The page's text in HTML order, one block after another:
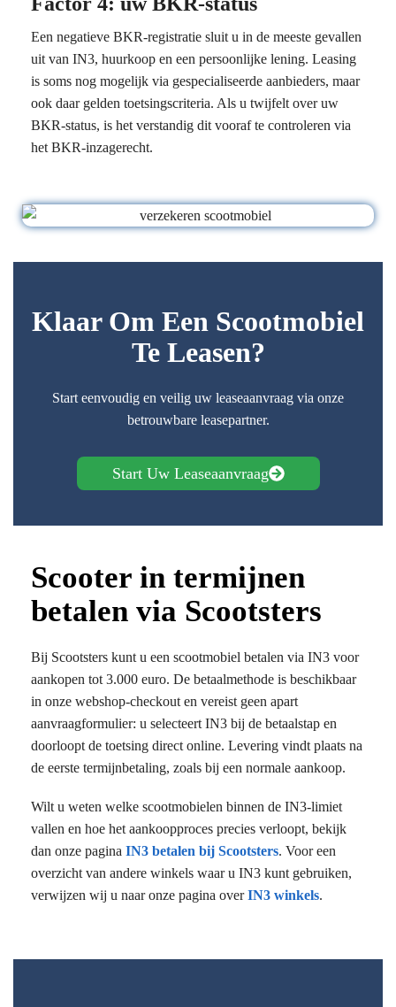
Een negatieve BKR-registratie sluit u in de meeste gevallen
uit van IN3, huurkoop en een persoonlijke lening. Leasing
is soms nog mogelijk via gespecialiseerde aanbieders, maar
ook daar gelden toetsingscriteria. Als u twijfelt over uw
BKR-status, is het verstandig dit vooraf te controleren via
het BKR-inzagerecht.
Klaar Om Een Scootmobiel
Te Leasen?
Start eenvoudig en veilig uw leaseaanvraag via onze
betrouwbare leasepartner.
Start Uw Leaseaanvraag
Scooter in termijnen
betalen via Scootsters
Bij Scootsters kunt u een scootmobiel betalen via IN3 voor
aankopen tot 3.000 euro. De betaalmethode is beschikbaar
in onze webshop-checkout en vereist geen apart
aanvraagformulier: u selecteert IN3 bij de betaalstap en
doorloopt de toetsing direct online. Levering vindt plaats na
de eerste termijnbetaling, zoals bij een normale aankoop.
Wilt u weten welke scootmobielen binnen de IN3-limiet
vallen en hoe het aankoopproces precies verloopt, bekijk
dan onze pagina IN3 betalen bij Scootsters. Voor een
overzicht van andere winkels waar u IN3 kunt gebruiken,
verwijzen wij u naar onze pagina overIN3 winkels.